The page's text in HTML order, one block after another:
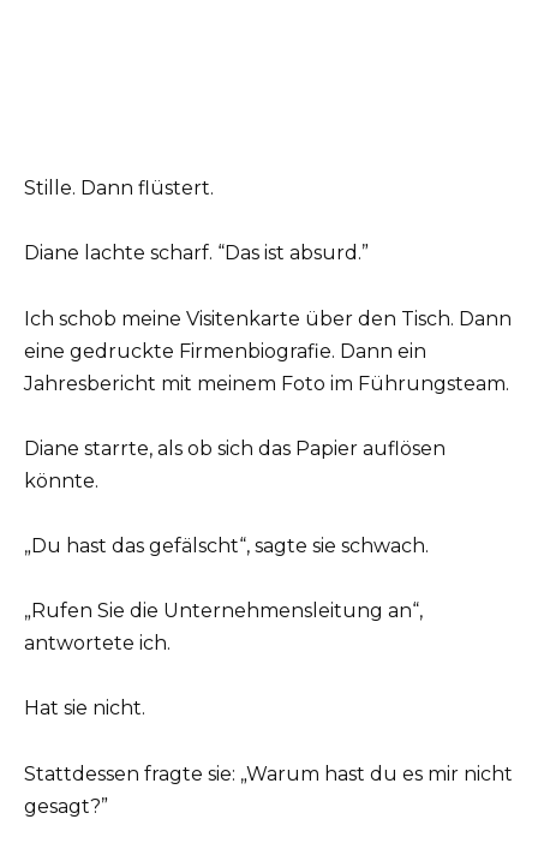
Stille. Dann flüstert.
Diane lachte scharf. “Das ist absurd.”
Ich schob meine Visitenkarte über den Tisch. Dann
eine gedruckte Firmenbiografie. Dann ein
Jahresbericht mit meinem Foto im Führungsteam.
Diane starrte, als ob sich das Papier auflösen
könnte.
„Du hast das gefälscht“, sagte sie schwach.
„Rufen Sie die Unternehmensleitung an“,
antwortete ich.
Hat sie nicht.
Stattdessen fragte sie: „Warum hast du es mir nicht
gesagt?”